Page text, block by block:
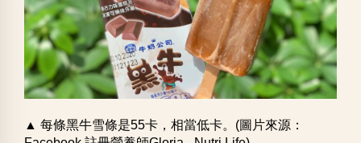
▲ 每條黑牛雪條是55卡，相當低卡。(圖片來源：